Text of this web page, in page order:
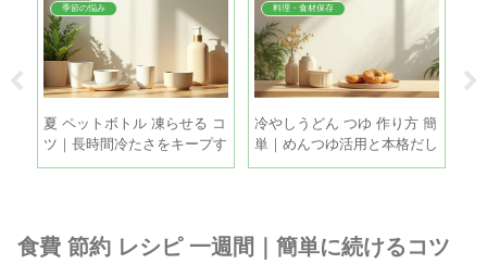
季節の悩み
夏 ペットボトル 凍らせる コ
ツ｜長時間冷たさをキープす
る5つの方法
料理・食材保存
冷やしうどん つゆ 作り方 簡
単｜めんつゆ活用と本格だし
を5分で
食費 節約 レシピ 一週間｜簡単に続けるコツ